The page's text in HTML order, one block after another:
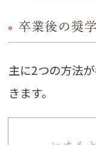
卒業後の奨
主に2つの方法
きます。